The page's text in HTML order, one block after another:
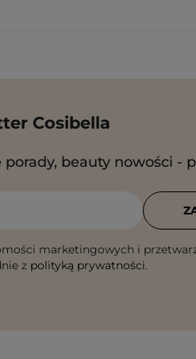
Cosibella
beauty nowości -
marketingowych i
z polityką prywatności.